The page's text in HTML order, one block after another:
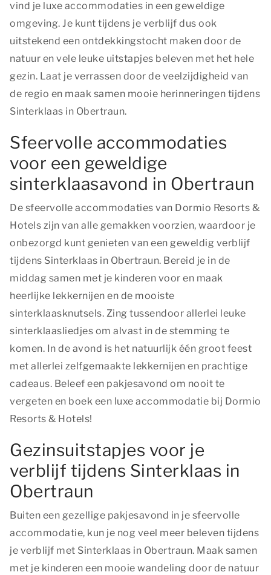
vind je luxe accommodaties in een geweldige
omgeving. Je kunt tijdens je verblijf dus ook
uitstekend een ontdekkingstocht maken door de
natuur en vele leuke uitstapjes beleven met het hele
gezin. Laat je verrassen door de veelzijdigheid van
de regio en maak samen mooie herinneringen tijdens
Sinterklaas in Obertraun.
Sfeervolle accommodaties
voor een geweldige
sinterklaasavond in Obertraun
De sfeervolle accommodaties van Dormio Resorts &
Hotels zijn van alle gemakken voorzien, waardoor je
onbezorgd kunt genieten van een geweldig verblijf
tijdens Sinterklaas in Obertraun. Bereid je in de
middag samen met je kinderen voor en maak
heerlijke lekkernijen en de mooiste
sinterklaasknutsels. Zing tussendoor allerlei leuke
sinterklaasliedjes om alvast in de stemming te
komen. In de avond is het natuurlijk één groot feest
met allerlei zelfgemaakte lekkernijen en prachtige
cadeaus. Beleef een pakjesavond om nooit te
vergeten en boek een luxe accommodatie bij Dormio
Resorts & Hotels!
Gezinsuitstapjes voor je
verblijf tijdens Sinterklaas in
Obertraun
Buiten een gezellige pakjesavond in je sfeervolle
accommodatie, kun je nog veel meer beleven tijdens
je verblijf met Sinterklaas in Obertraun. Maak samen
met je kinderen een mooie wandeling door de natuur